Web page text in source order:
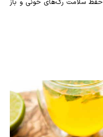
سلامت رگ‌های خونی و باز